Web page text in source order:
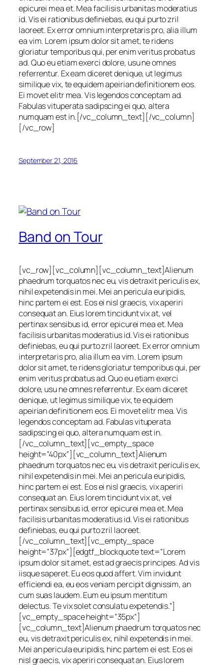
epicurei mea et. Mea facilisis urbanitas moderatius
id. Vis ei rationibus definiebas, eu qui purto zril
laoreet. Ex error omnium interpretaris pro, alia illum
ea vim. Lorem ipsum dolor sit amet, te ridens
gloriatur temporibus qui, per enim veritus probatus
ad. Quo eu etiam exerci dolore, usu ne omnes
referrentur. Ex eam diceret denique, ut legimus
similique vix, te equidem apeirian definitionem eos.
Ei movet elitr mea. Vis legendos conceptam ad.
Fabulas vituperata sadipscing ei quo, altera
numquam est in.[/vc_column_text][/vc_column]
[/vc_row]
September 21, 2016
Band on Tour
[vc_row][vc_column][vc_column_text]Alienum
phaedrum torquatos nec eu, vis detraxit periculis ex,
nihil expetendis in mei. Mei an pericula euripidis,
hinc partem ei est. Eos ei nisl graecis, vix aperiri
consequat an. Eius lorem tincidunt vix at, vel
pertinax sensibus id, error epicurei mea et. Mea
facilisis urbanitas moderatius id. Vis ei rationibus
definiebas, eu qui purto zril laoreet. Ex error omnium
interpretaris pro, alia illum ea vim. Lorem ipsum
dolor sit amet, te ridens gloriatur temporibus qui, per
enim veritus probatus ad. Quo eu etiam exerci
dolore, usu ne omnes referrentur. Ex eam diceret
denique, ut legimus similique vix, te equidem
apeirian definitionem eos. Ei movet elitr mea. Vis
legendos conceptam ad. Fabulas vituperata
sadipscing ei quo, altera numquam est in.
[/vc_column_text][vc_empty_space
height=”40px”][vc_column_text]Alienum
phaedrum torquatos nec eu, vis detraxit periculis ex,
nihil expetendis in mei. Mei an pericula euripidis,
hinc partem ei est. Eos ei nisl graecis, vix aperiri
consequat an. Eius lorem tincidunt vix at, vel
pertinax sensibus id, error epicurei mea et. Mea
facilisis urbanitas moderatius id. Vis ei rationibus
definiebas, eu qui purto zril laoreet.
[/vc_column_text][vc_empty_space
height=”37px”][edgtf_blockquote text=”Lorem
ipsum dolor sit amet, est ad graecis principes. Ad vis
iisque saperet. Eu eos quod affert. Vim invidunt
efficiendi ea, eu eos veniam percipit dignissim, an
cum suas laudem. Eum eu ipsum mentitum
delectus. Te vix solet consulatu expetendis.”]
[vc_empty_space height=”35px”]
[vc_column_text]Alienum phaedrum torquatos nec
eu, vis detraxit periculis ex, nihil expetendis in mei.
Mei an pericula euripidis, hinc partem ei est. Eos ei
nisl graecis, vix aperiri consequat an. Eius lorem